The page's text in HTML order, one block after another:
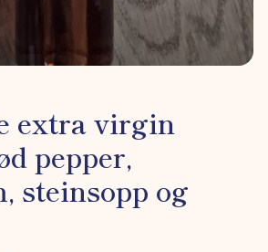
extra virgin
pepper,
steinsopp og